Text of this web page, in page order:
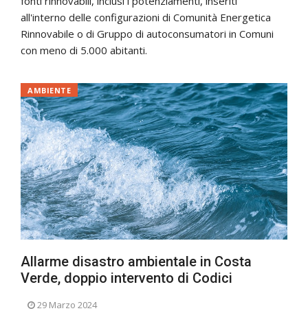
all'interno delle configurazioni di Comunità Energetica
Rinnovabile o di Gruppo di autoconsumatori in Comuni
con meno di 5.000 abitanti.
Allarme disastro ambientale in Costa
Verde, doppio intervento di Codici
AMBIENTE
29 Marzo 2024